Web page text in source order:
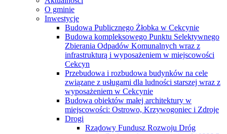
O gminie
Inwestycje
Budowa Publicznego Żłobka w Cekcynie
Budowa kompleksowego Punktu Selektywnego
Zbierania Odpadów Komunalnych wraz z
infrastrukturą i wyposażeniem w miejscowości
Cekcyn
Przebudowa i rozbudowa budynków na cele
związane z usługami dla ludności starszej wraz z
wyposażeniem w Cekcynie
Budowa obiektów małej architektury w
miejscowości: Ostrowo, Krzywogoniec i Zdroje
Drogi
Rządowy Fundusz Rozwoju Dróg